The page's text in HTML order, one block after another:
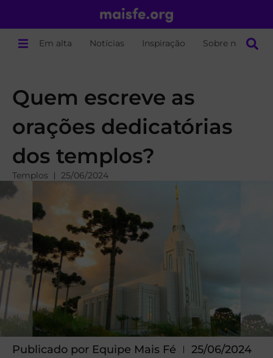
Em alta Notícias Inspiração Sobre nós
Quem escreve as
orações dedicatórias
dos templos?
Templos 25/06/2024
Publicado por Equipe Mais Fé
25/06/2024